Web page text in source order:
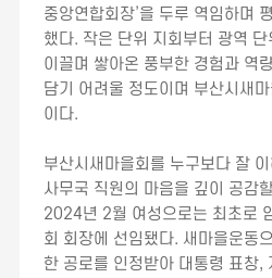
중앙연합회장’을 두루 역임하며
했다. 작은 단위 지회부터 광역
이끌며 쌓아온 풍부한 경험과 역
담기 어려울 정도이며 부산시새
이다.
부산시새마을회를 누구보다 잘
사무국 직원의 마음을 깊이 공감
2024년 2월 여성으로는 최초로
회 회장에 선임됐다. 새마을운동
한 공로를 인정받아 대통령 표창,